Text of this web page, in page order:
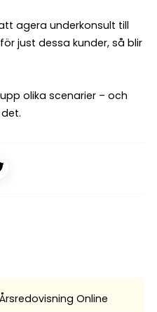
agera underkonsult till
just dessa kunder, så blir
olika scenarier – och
Årsredovisning Online